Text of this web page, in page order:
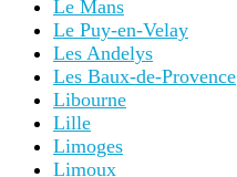
Le Mans
Le Puy-en-Velay
Les Andelys
Les Baux-de-Provence
Libourne
Lille
Limoges
Limoux